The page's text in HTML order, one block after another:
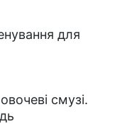
для
смузі.